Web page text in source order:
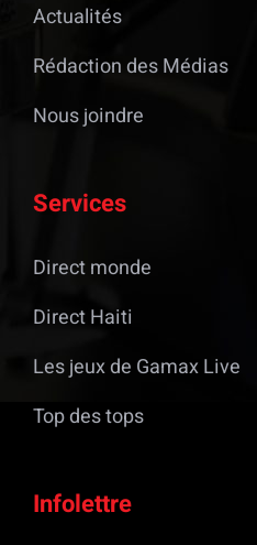
Actualités
Rédaction des Médias
Nous joindre
Services
Direct monde
Direct Haiti
Les jeux de Gamax Live
Top des tops
Infolettre